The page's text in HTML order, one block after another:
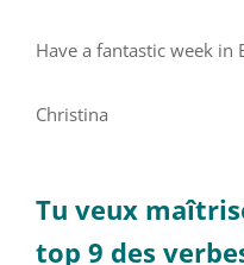
Have a fantastic week in
Christina
Tu veux
top 9 des